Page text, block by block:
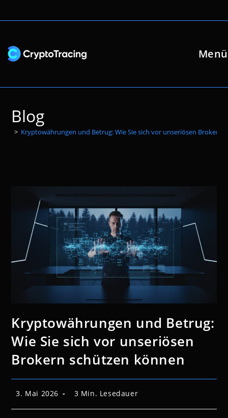
Inhalt
Menü
Blog
> Kryptowährungen und Betrug: Wie Sie sich vor unseriösen Brokern
Kryptowährungen und Betrug:
Wie Sie sich vor unseriösen
Brokern schützen können
Beitrag
3. Mai 2026 Lesedauer:
3 Min. Lesedauer